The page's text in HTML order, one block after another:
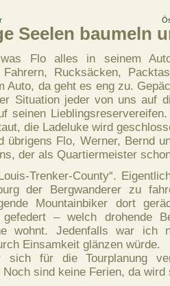
Seelen baumeln
was Flo alles in seinem
Fahrern, Rucksäcken,
Auto, da geht es eng zu.
Situation jeder von uns auf
seinen
die Ladeluke wird
übrigens Flo, Werner, Bernd
der als Quartiermeister
Trenker-County“.
der Bergwanderer zu
Mountainbiker dort
– welch drohende
wohnt. Jedenfalls war ich
Einsamkeit glänzen würde.
sich für die Tourplanung
sind keine Ferien, da